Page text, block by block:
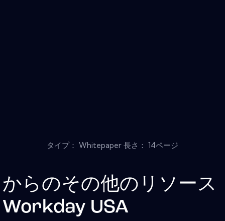
タイプ： Whitepaper 長さ： 14ページ
からのその他のリソース
Workday USA